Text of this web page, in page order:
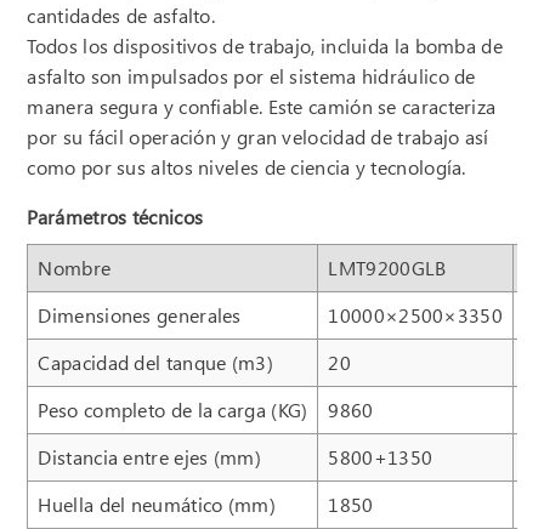
cantidades de asfalto.
Todos los dispositivos de trabajo, incluida la bomba de
asfalto son impulsados por el sistema hidráulico de
manera segura y confiable. Este camión se caracteriza
por su fácil operación y gran velocidad de trabajo así
como por sus altos niveles de ciencia y tecnología.
Parámetros técnicos
Nombre
LMT9200GLB
Dimensiones generales
10000×2500×3350
Capacidad del tanque (m3)
20
Peso completo de la carga (KG)
9860
Distancia entre ejes (mm)
5800+1350
Huella del neumático (mm)
1850